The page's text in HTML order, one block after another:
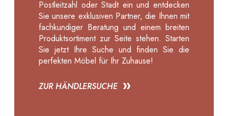
Postleitzahl oder Stadt ein und entdecken
Sie unsere exklusiven Partner, die Ihnen mit
fachkundiger Beratung und einem breiten
Produktsortiment zur Seite stehen. Starten
Sie jetzt Ihre Suche und finden Sie die
perfekten Möbel für Ihr Zuhause!
ZUR HÄNDLERSUCHE